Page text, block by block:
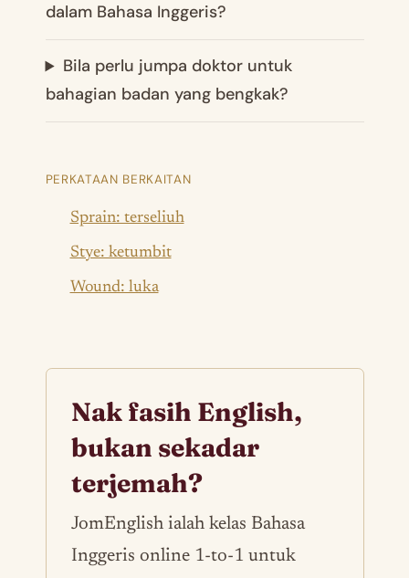
dalam Bahasa Inggeris?
Bila perlu jumpa doktor untuk
bahagian badan yang bengkak?
PERKATAAN BERKAITAN
Sprain: terseliuh
Stye: ketumbit
Wound: luka
Nak fasih English,
bukan sekadar
terjemah?
JomEnglish ialah kelas Bahasa
Inggeris online 1-to-1 untuk